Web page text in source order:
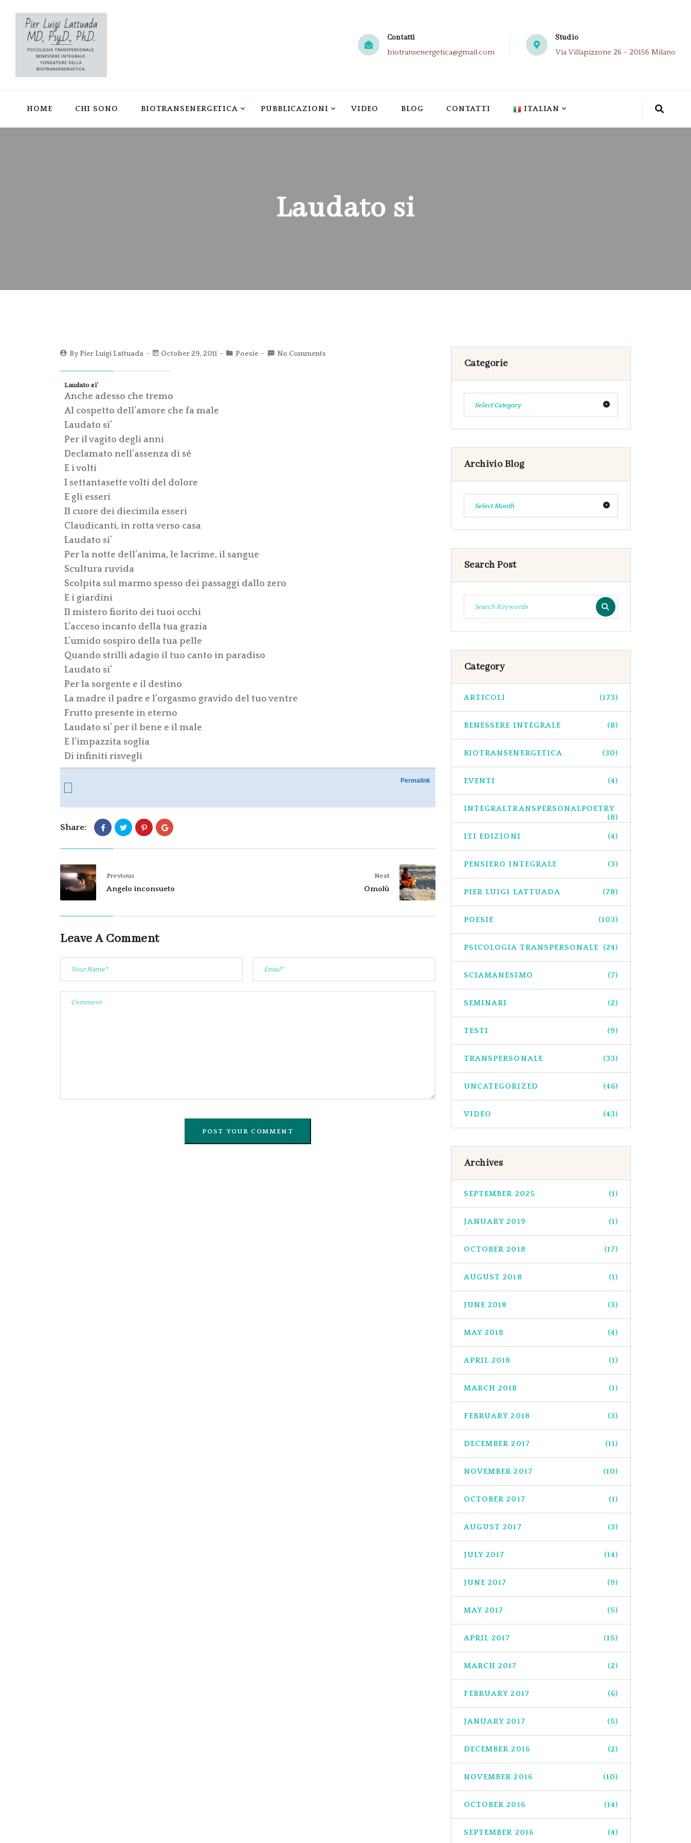
Contatti
biotransenergetica@gmail.com
Studio
Via Villapizzone 26 - 20156 Milano
HOME CHI SONO BIOTRANSENERGETICA PUBBLICAZIONI VIDEO BLOG CONTATTI ITALIAN
Laudato si
ByPier Luigi Lattuada October 29, 2011 Poesie No Comments
Laudato si’
Anche adesso che tremo
Al cospetto dell’amore che fa male
Laudato si’
Per il vagito degli anni
Declamato nell’assenza di sé
E i volti
I settantasette volti del dolore
E gli esseri
Il cuore dei diecimila esseri
Claudicanti, in rotta verso casa
Laudato si’
Per la notte dell’anima, le lacrime, il sangue
Scultura ruvida
Scolpita sul marmo spesso dei passaggi dallo zero
E i giardini
Il mistero fiorito dei tuoi occhi
L’acceso incanto della tua grazia
L’umido sospiro della tua pelle
Quando strilli adagio il tuo canto in paradiso
Laudato si’
Per la sorgente e il destino
La madre il padre e l’orgasmo gravido del tuo ventre
Frutto presente in eterno
Laudato si’ per il bene e il male
E l’impazzita soglia
Di infiniti risvegli
Permalink
Share:
Previous
Angelo inconsueto
Next
Omolù
Leave A Comment
Categorie
Select Category
Archivio Blog
Select Month
Search Post
Category
ARTICOLI (173)
BENESSERE INTEGRALE (8)
BIOTRANSENERGETICA (30)
EVENTI (4)
INTEGRALTRANSPERSONALPOETRY
(8)
ITI EDIZIONI (4)
PENSIERO INTEGRALE (3)
PIER LUIGI LATTUADA (78)
POESIE (103)
PSICOLOGIA TRANSPERSONALE (24)
SCIAMANESIMO (7)
SEMINARI (2)
TESTI (9)
TRANSPERSONALE (33)
UNCATEGORIZED (46)
VIDEO (43)
Archives
SEPTEMBER 2025 (1)
JANUARY 2019 (1)
OCTOBER 2018 (17)
AUGUST 2018 (1)
JUNE 2018 (3)
MAY 2018 (4)
APRIL 2018 (1)
MARCH 2018 (1)
FEBRUARY 2018 (3)
DECEMBER 2017 (11)
NOVEMBER 2017 (10)
OCTOBER 2017 (1)
AUGUST 2017 (3)
JULY 2017 (14)
JUNE 2017 (9)
MAY 2017 (5)
APRIL 2017 (15)
MARCH 2017 (2)
FEBRUARY 2017 (6)
JANUARY 2017 (5)
DECEMBER 2016 (2)
NOVEMBER 2016 (10)
OCTOBER 2016 (14)
SEPTEMBER 2016 (4)